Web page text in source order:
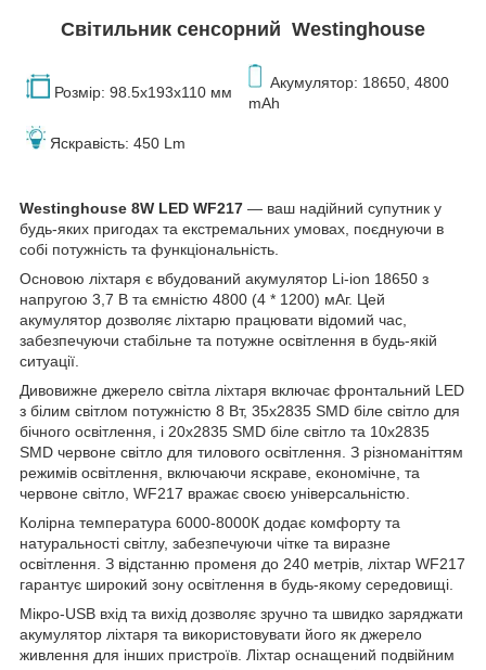
Світильник сенсорний Westinghouse
Розмір: 98.5х193х110 мм
Акумулятор: 18650, 4800
mAh
Яскравість: 450 Lm
Westinghouse 8W LED WF217 — ваш надійний супутник у
будь-яких пригодах та екстремальних умовах, поєднуючи в
собі потужність та функціональність.
Основою ліхтаря є вбудований акумулятор Li-ion 18650 з
напругою 3,7 В та ємністю 4800 (4 * 1200) мАг. Цей
акумулятор дозволяє ліхтарю працювати відомий час,
забезпечуючи стабільне та потужне освітлення в будь-якій
ситуації.
Дивовижне джерело світла ліхтаря включає фронтальний LED
з білим світлом потужністю 8 Вт, 35x2835 SMD біле світло для
бічного освітлення, і 20x2835 SMD біле світло та 10x2835
SMD червоне світло для тилового освітлення. З різноманіттям
режимів освітлення, включаючи яскраве, економічне, та
червоне світло, WF217 вражає своєю універсальністю.
Колірна температура 6000-8000К додає комфорту та
натуральності світлу, забезпечуючи чітке та виразне
освітлення. З відстанню променя до 240 метрів, ліхтар WF217
гарантує широкий зону освітлення в будь-якому середовищі.
Мікро-USB вхід та вихід дозволяє зручно та швидко заряджати
акумулятор ліхтаря та використовувати його як джерело
живлення для інших пристроїв. Ліхтар оснащений подвійним